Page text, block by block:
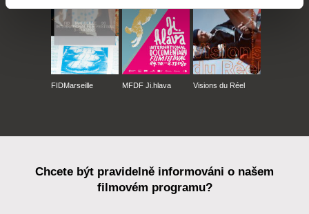
FIDMarseille MFDF Ji.hlava Visions du Réel
Chcete být pravidelně informováni o našem
filmovém programu?